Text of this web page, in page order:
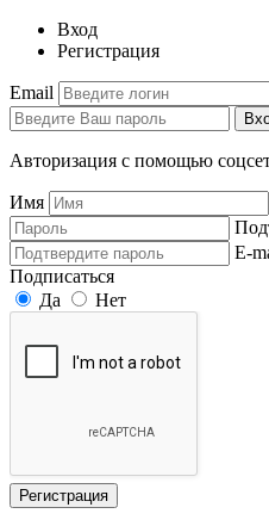
Вход
Регистрация
Email
Авторизация с помощью
Имя
E-
Подписаться
Да
Нет
Регистрация